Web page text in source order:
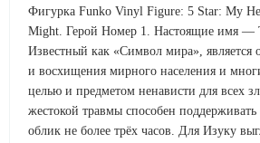
Фигурка Funko Vinyl Figure: 5 Star: My
Might. Герой Номер 1. Настоящие имя —
Известный как «Символ мира», является
и восхищения мирного населения и
целью и предметом ненависти для всех
жестокой травмы способен поддерживать
облик не более трёх часов. Для Изуку